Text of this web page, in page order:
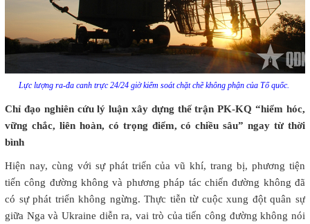
Lực lượng ra-đa canh trực 24/24 giờ kiểm soát chặt chẽ không phận của Tổ quốc.
Chỉ đạo nghiên cứu lý luận xây dựng thế trận PK-KQ “hiểm hóc,
vững chắc, liên hoàn, có trọng điểm, có chiều sâu” ngay từ thời
bình
Hiện nay, cùng với sự phát triển của vũ khí, trang bị, phương tiện
tiến công đường không và phương pháp tác chiến đường không đã
có sự phát triển không ngừng. Thực tiễn từ cuộc xung đột quân sự
giữa Nga và Ukraine diễn ra, vai trò của tiến công đường không nói